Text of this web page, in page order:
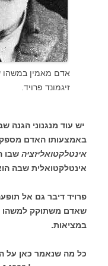
אדם מאמין במשהו
זיגמונד פרויד.
יש עוד מנגנוני
באמצעותו האדם מספק
אינטלקטואליזציה שבו
אינטלקטואלית שבה
פרויד דיבר גם אל
שאדם משתוקק למשהו
במציאות.